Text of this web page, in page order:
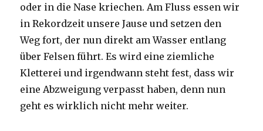
oder in die Nase kriechen. Am Fluss essen wir
in Rekordzeit unsere Jause und setzen den
Weg fort, der nun direkt am Wasser entlang
über Felsen führt. Es wird eine ziemliche
Kletterei und irgendwann steht fest, dass wir
eine Abzweigung verpasst haben, denn nun
geht es wirklich nicht mehr weiter.